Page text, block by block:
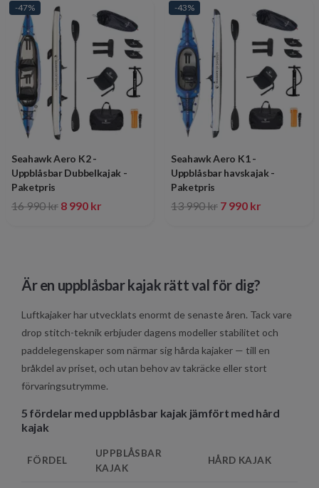
-47%
Seahawk Aero K2 -
Uppblåsbar Dubbelkajak -
Paketpris
16 990 kr 8 990 kr
-43%
Seahawk Aero K1 -
Uppblåsbar havskajak -
Paketpris
13 990 kr 7 990 kr
Är en uppblåsbar kajak rätt val för dig?
Luftkajaker har utvecklats enormt de senaste åren. Tack vare
drop stitch-teknik erbjuder dagens modeller stabilitet och
paddelegenskaper som närmar sig hårda kajaker — till en
bråkdel av priset, och utan behov av takräcke eller stort
förvaringsutrymme.
5 fördelar med uppblåsbar kajak jämfört med hård
kajak
FÖRDEL
UPPBLÅSBAR
KAJAK
HÅRD KAJAK